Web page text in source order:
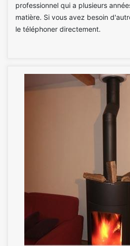
professionnel qui a plusieurs
matière. Si vous avez besoin
le téléphoner directement.